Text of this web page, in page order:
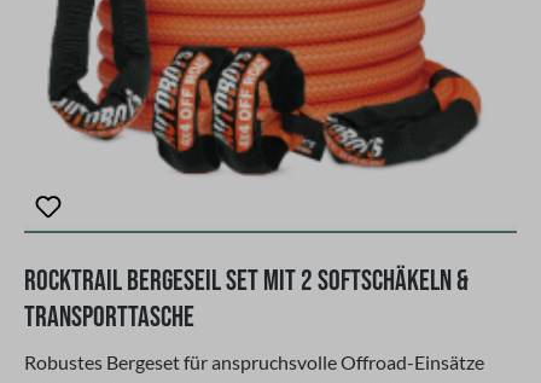
nach §22 StVO als Ladung am Fahrzeug. Die sachgerechte
Ladungssicherung und -Nutzung unterliegen der
Verantwortung des Halters und Fahrers. Für
unsachgemäßen Gebrauch wird keine Haftung
übernommen.
RockTrail Bergeseil Set mit 2 Softschäkeln &
Transporttasche
Robustes Bergeset für anspruchsvolle Offroad-Einsätze